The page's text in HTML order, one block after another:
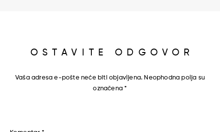
OSTAVITE ODGOVOR
Vaša adresa e-pošte neće biti objavljena. Neophodna polja su
označena*